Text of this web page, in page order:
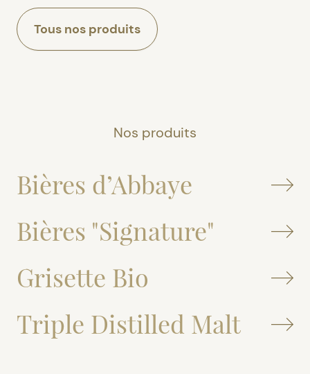
Tous nos produits
Nos produits
Bières d’Abbaye
Bières "Signature"
Grisette Bio
Triple Distilled Malt